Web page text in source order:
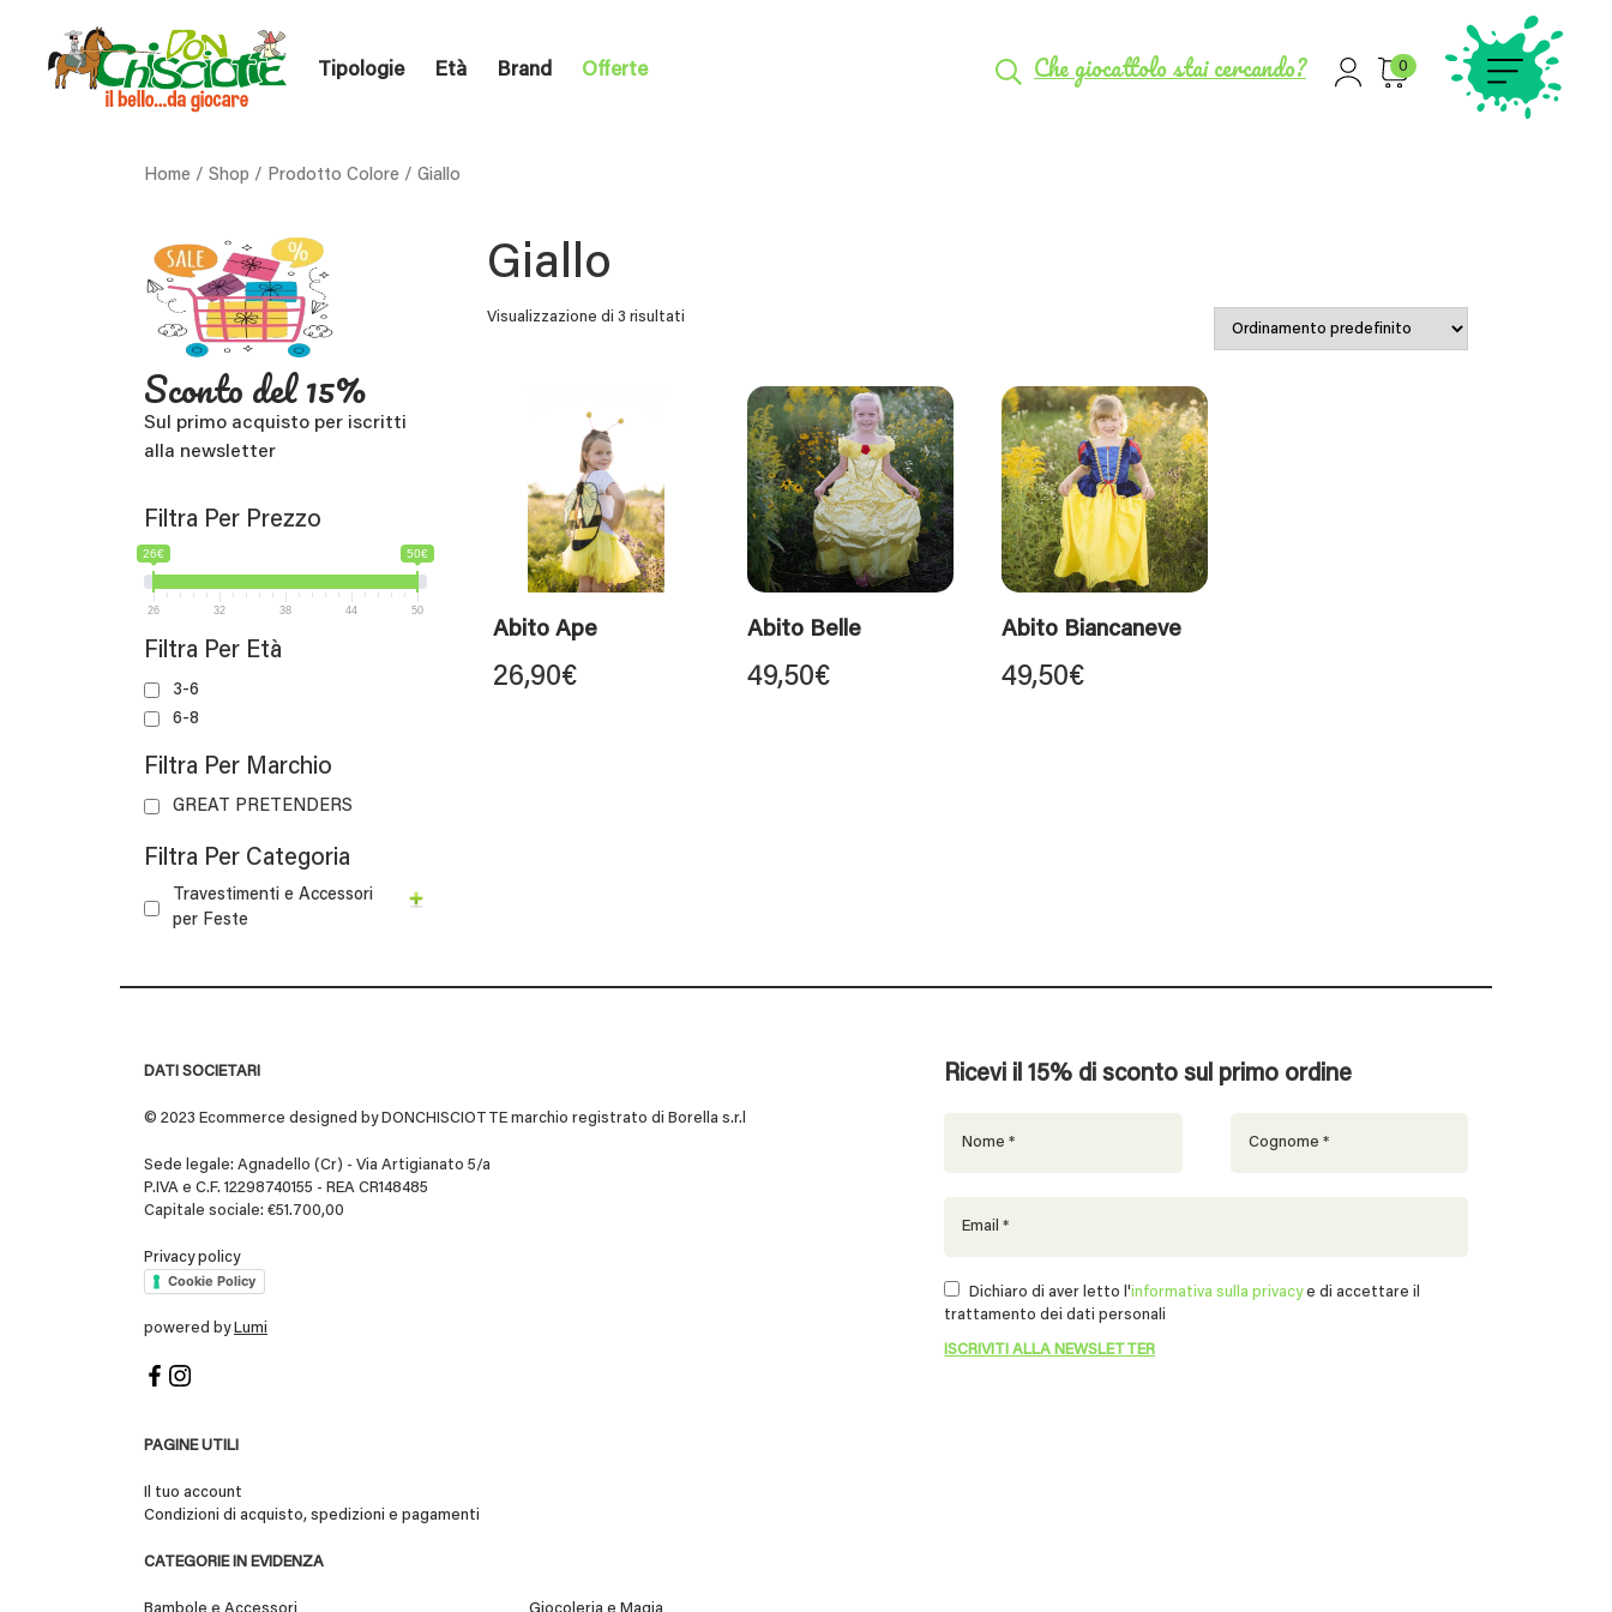
Tipologie Età Brand Offerte Che giocattolo stai cercando? 0
Home / Shop / Prodotto Colore / Giallo
Sconto del 15%
Sul primo acquisto per iscritti
alla newsletter
Filtra Per Prezzo
26€ 50€
26 32 38 44 50
Filtra Per Età
3-6
6-8
Filtra Per Marchio
GREAT PRETENDERS
Filtra Per Categoria
Travestimenti e Accessori
per Feste
Giallo
Visualizzazione di 3 risultati
Abito Ape
26,90€
Abito Belle
49,50€
Abito Biancaneve
49,50€
DATI SOCIETARI
© 2023 Ecommerce designed by DONCHISCIOTTE marchio registrato di Borella s.r.l
Sede legale: Agnadello (Cr) - Via Artigianato 5/a
P.IVA e C.F. 12298740155 - REA CR148485
Capitale sociale: €51.700,00
Privacy policy
Cookie Policy
powered by Lumi
PAGINE UTILI
Il tuo account
Condizioni di acquisto, spedizioni e pagamenti
CATEGORIE IN EVIDENZA
Ricevi il 15% di sconto sul primo ordine
Dichiaro di aver letto l'informativa sulla privacye di accettare il
trattamento dei dati personali